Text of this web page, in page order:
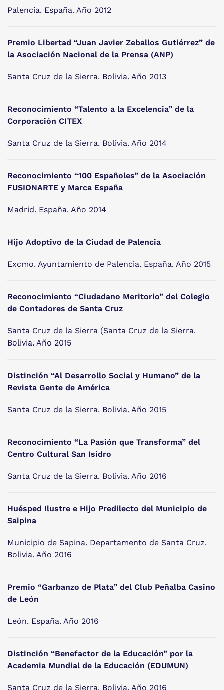
Palencia. España. Año 2012
Premio Libertad “Juan Javier Zeballos Gutiérrez” de
la Asociación Nacional de la Prensa (ANP)
Santa Cruz de la Sierra. Bolivia. Año 2013
Reconocimiento “Talento a la Excelencia” de la
Corporación CITEX
Santa Cruz de la Sierra. Bolivia. Año 2014
Reconocimiento “100 Españoles” de la Asociación
FUSIONARTE y Marca España
Madrid. España. Año 2014
Hijo Adoptivo de la Ciudad de Palencia
Excmo. Ayuntamiento de Palencia. España. Año 2015
Reconocimiento “Ciudadano Meritorio” del Colegio
de Contadores de Santa Cruz
Santa Cruz de la Sierra (Santa Cruz de la Sierra.
Bolivia. Año 2015
Distinción “Al Desarrollo Social y Humano” de la
Revista Gente de América
Santa Cruz de la Sierra. Bolivia. Año 2015
Reconocimiento “La Pasión que Transforma” del
Centro Cultural San Isidro
Santa Cruz de la Sierra. Bolivia. Año 2016
Huésped Ilustre e Hijo Predilecto del Municipio de
Saipina
Municipio de Sapina. Departamento de Santa Cruz.
Bolivia. Año 2016
Premio “Garbanzo de Plata” del Club Peñalba Casino
de León
León. España. Año 2016
Distinción “Benefactor de la Educación” por la
Academia Mundial de la Educación (EDUMUN)
Santa Cruz de la Sierra. Bolivia. Año 2016